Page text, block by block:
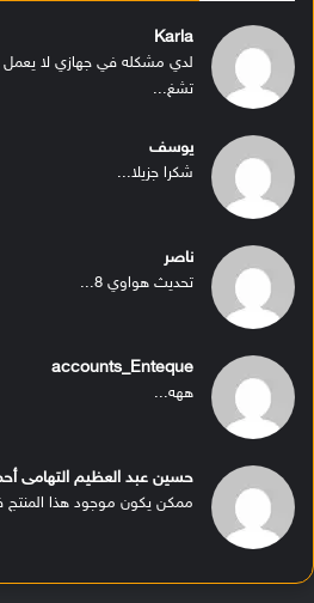
Karla
لدي مشكله في جهازي لا يعمل
تشغ...
يوسف
شكرا جزيلا...
ناصر
تحديث هواوي 8...
accounts_Enteque
ههه...
حسين عبد العظيم التهامى
ممكن يكون موجود هذا المنتج